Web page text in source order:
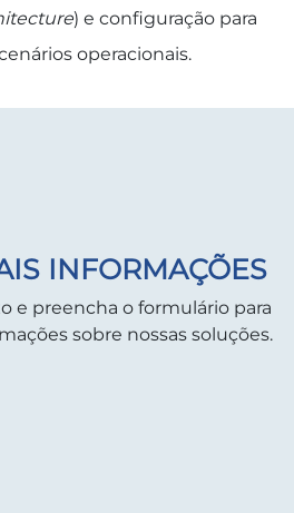
) e configuração para
operacionais.
INFORMAÇÕES
e preencha o formulário para
sobre nossas soluções.